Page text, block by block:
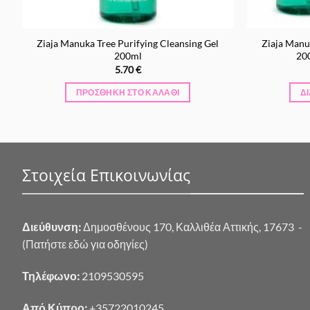
Ziaja Manuka Tree Purifying Cleansing Gel
200ml
5.70€
ΠΡΟΣΘΉΚΗ ΣΤΟ ΚΑΛΆΘΙ
Ziaja
Στοιχεία Επικοινωνίας
Διεύθυνση:Δημοσθένους 170, Καλλιθέα Αττικής, 17673 -
(Πατήστε εδώ για οδηγίες)
Τηλέφωνο: 2109530595